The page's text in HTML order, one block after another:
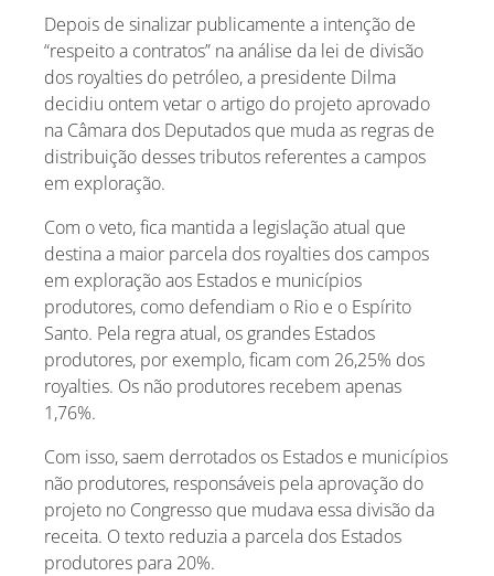
Depois de sinalizar publicamente a intenção de
“respeito a contratos” na análise da lei de divisão
dos royalties do petróleo, a presidente Dilma
decidiu ontem vetar o artigo do projeto aprovado
na Câmara dos Deputados que muda as regras de
distribuição desses tributos referentes a campos
em exploração.
Com o veto, fica mantida a legislação atual que
destina a maior parcela dos royalties dos campos
em exploração aos Estados e municípios
produtores, como defendiam o Rio e o Espírito
Santo. Pela regra atual, os grandes Estados
produtores, por exemplo, ficam com 26,25% dos
royalties. Os não produtores recebem apenas
1,76%.
Com isso, saem derrotados os Estados e municípios
não produtores, responsáveis pela aprovação do
projeto no Congresso que mudava essa divisão da
receita. O texto reduzia a parcela dos Estados
produtores para 20%.